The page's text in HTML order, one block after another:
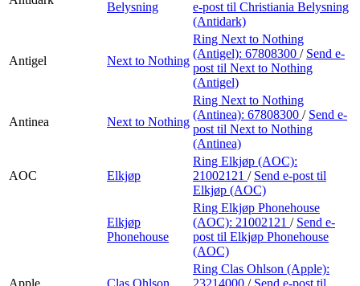
Belysning
e-post til Christiania Belysning
(Antidark)
Antigel Next to Nothing
Ring Next to Nothing
(Antigel): 67808300 / Send e-
post til Next to Nothing
(Antigel)
Antinea Next to Nothing
Ring Next to Nothing
(Antinea): 67808300 / Send e-
post til Next to Nothing
(Antinea)
AOC Elkjøp
Ring Elkjøp (AOC):
21002121 / Send e-post til
Elkjøp (AOC)
Elkjøp
Phonehouse
Ring Elkjøp Phonehouse
(AOC): 21002121 / Send e-
post til Elkjøp Phonehouse
(AOC)
Apple Clas Ohlson
Ring Clas Ohlson (Apple):
23214000 / Send e-post til